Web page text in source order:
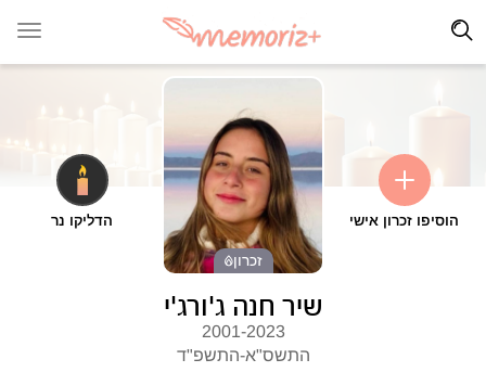
הוסיפו זכרון אישי
זכרון
הדליקו נר
שיר חנה ג'ורג'י
2001-2023
התשס"א-התשפ"ד